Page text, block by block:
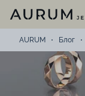
AURUM Блог